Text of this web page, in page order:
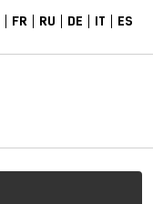
FR RU DE IT ES